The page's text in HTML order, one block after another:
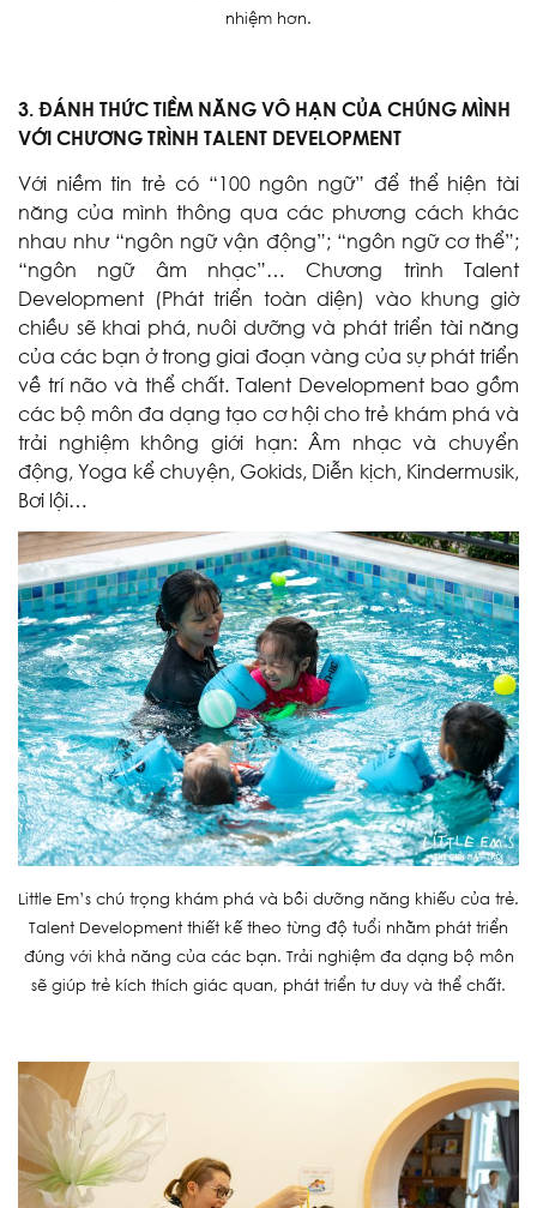
nhiệm hơn.
3. ĐÁNH THỨC TIỀM NĂNG VÔ HẠN CỦA CHÚNG MÌNH
VỚI CHƯƠNG TRÌNH TALENT DEVELOPMENT
Với niềm tin trẻ có “100 ngôn ngữ” để thể hiện tài
năng của mình thông qua các phương cách khác
nhau như “ngôn ngữ vận động”; “ngôn ngữ cơ thể”;
“ngôn ngữ âm nhạc”… Chương trình Talent
Development (Phát triển toàn diện) vào khung giờ
chiều sẽ khai phá, nuôi dưỡng và phát triển tài năng
của các bạn ở trong giai đoạn vàng của sự phát triển
về trí não và thể chất. Talent Development bao gồm
các bộ môn đa dạng tạo cơ hội cho trẻ khám phá và
trải nghiệm không giới hạn: Âm nhạc và chuyển
động, Yoga kể chuyện, Gokids, Diễn kịch, Kindermusik,
Bơi lội…
Little Em’s chú trọng khám phá và bồi dưỡng năng khiếu của trẻ.
Talent Development thiết kế theo từng độ tuổi nhằm phát triển
đúng với khả năng của các bạn. Trải nghiệm đa dạng bộ môn
sẽ giúp trẻ kích thích giác quan, phát triển tư duy và thể chất.